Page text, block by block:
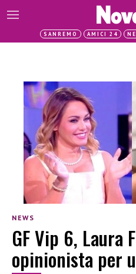
SANREMO AMICI 24
NEWS
GF Vip 6, Laura
opinionista per